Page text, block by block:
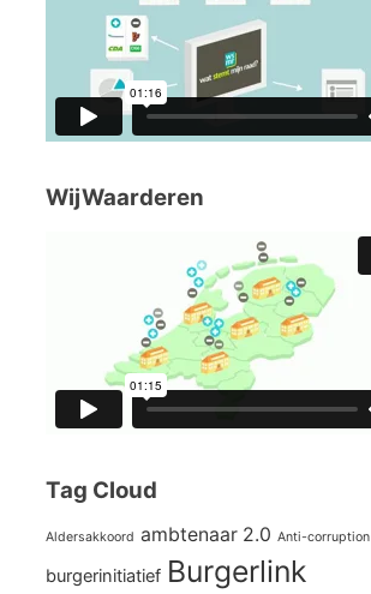
WijWaarderen
Tag Cloud
Aldersakkoord ambtenaar 2.0 Anti-corruption
burgerinitiatief Burgerlink